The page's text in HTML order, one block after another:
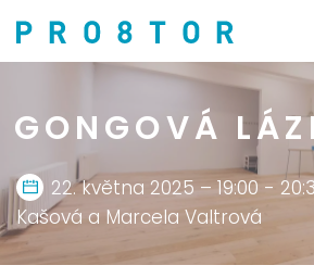
GONGOVÁ
22. května 2025 – 19:00 -
Kašová a Marcela Valtrová